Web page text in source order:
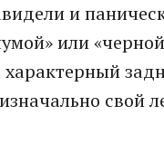
и
или
характерный
свой